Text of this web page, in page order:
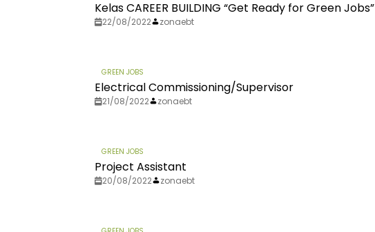
Kelas CAREER BUILDING “Get Ready for Green Jobs”
22/08/2022 zonaebt
GREEN JOBS
Electrical Commissioning/Supervisor
21/08/2022 zonaebt
GREEN JOBS
Project Assistant
20/08/2022 zonaebt